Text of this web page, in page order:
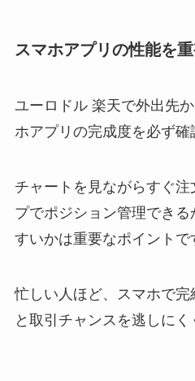
スマホアプリの性能を
ユーロドル 楽天で外出先
ホアプリの完成度を必ず確
チャートを見ながらすぐ
プでポジション管理でき
すいかは重要なポイントで
忙しい人ほど、スマホで
と取引チャンスを逃しにく